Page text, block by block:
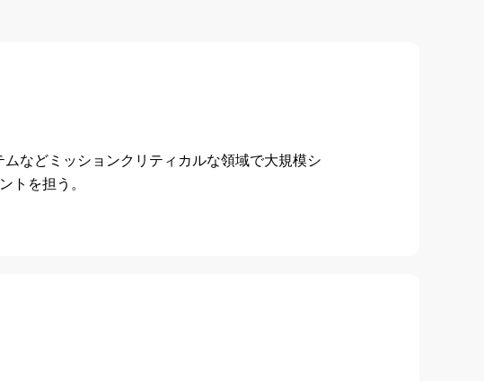
などミッションクリティカルな領域で大規模シ
トを担う。